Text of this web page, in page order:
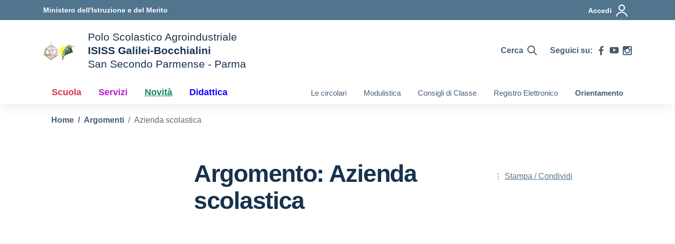
Ministero dell'Istruzione e del Merito Accedi
Polo Scolastico Agroindustriale
ISISS Galilei-Bocchialini
San Secondo Parmense - Parma
Cerca Seguici su:
Scuola Servizi Novità Didattica Le circolari Modulistica Consigli di Classe Registro Elettronico Orientamento
Home Argomenti Azienda scolastica
Argomento: Azienda
scolastica
Stampa / Condividi